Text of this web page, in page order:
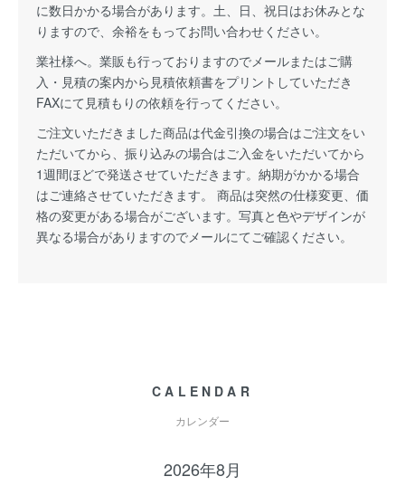
に数日かかる場合があります。土、日、祝日はお休みとな
りますので、余裕をもってお問い合わせください。
業社様へ。業販も行っておりますのでメールまたはご購
入・見積の案内から見積依頼書をプリントしていただき
FAXにて見積もりの依頼を行ってください。
ご注文いただきました商品は代金引換の場合はご注文をい
ただいてから、振り込みの場合はご入金をいただいてから
1週間ほどで発送させていただきます。納期がかかる場合
はご連絡させていただきます。 商品は突然の仕様変更、価
格の変更がある場合がございます。写真と色やデザインが
異なる場合がありますのでメールにてご確認ください。
CALENDAR
カレンダー
2026年8月